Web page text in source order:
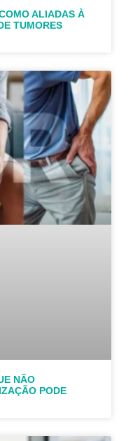
ALIADAS À
TUMORES
NÃO
PODE